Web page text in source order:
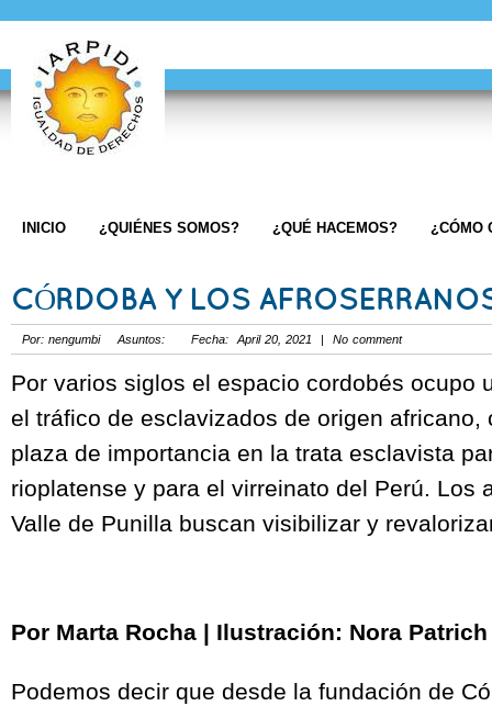
INICIO ¿QUIÉNES SOMOS? ¿QUÉ HACEMOS? ¿CÓMO
CÓRDOBA Y LOS
Por: nengumbi Asuntos: Fecha: April 20, 2021 | No comment
Por varios siglos el espacio cordobés ocupo
el tráfico de esclavizados de origen africano,
plaza de importancia en la trata esclavista
rioplatense y para el virreinato del Perú. Los
Valle de Punilla buscan visibilizar y
Por Marta Rocha |​ Ilustración: Nora Patrich
Podemos decir que desde la fundación de